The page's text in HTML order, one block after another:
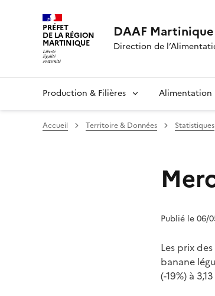
PRÉFET
DE LA RÉGION
MARTINIQUE
DAAF Martinique
Direction de
Production & Filières Alimentation
Accueil Territoire & Données Statistiques
Publié le 06/
Les prix
banane
(-19%) à